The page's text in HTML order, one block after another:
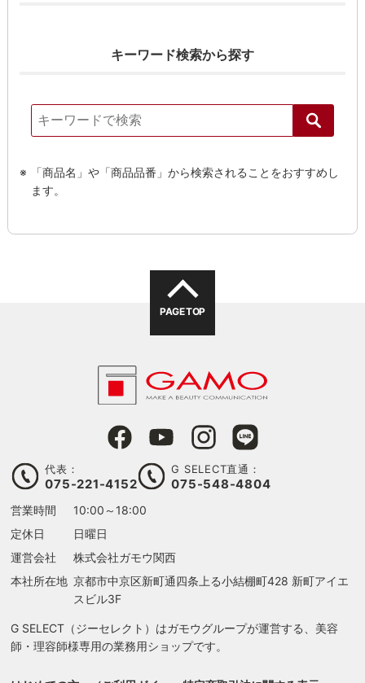
キーワード検索から探す
「商品名」や「商品品番」から検索されることをおすすめし
ます。
PAGE TOP
代表：
075-221-4152
G SELECT直通：
075-548-4804
営業時間
10:00～18:00
定休日
日曜日
運営会社
株式会社ガモウ関西
本社所在地 京都市中京区新町通四条上る小結棚町428 新町アイエ
スビル3F
G SELECT（ジーセレクト）はガモウグループが運営する、美容
師・理容師様専用の業務用ショップです。